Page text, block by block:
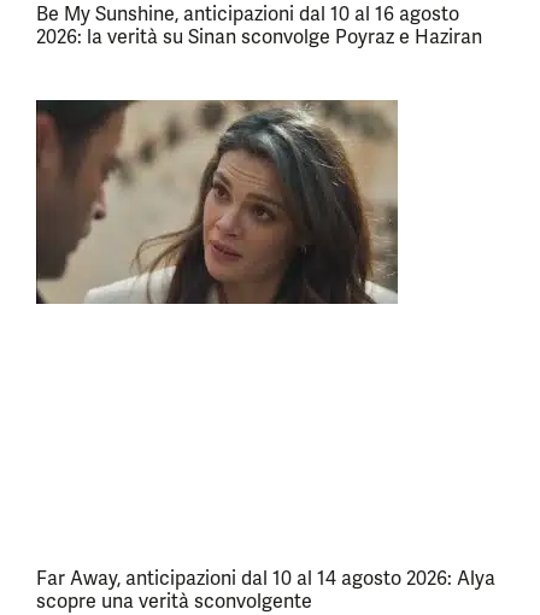
Be My Sunshine, anticipazioni dal 10 al 16 agosto
2026: la verità su Sinan sconvolge Poyraz e Haziran
Far Away, anticipazioni dal 10 al 14 agosto 2026: Alya
scopre una verità sconvolgente